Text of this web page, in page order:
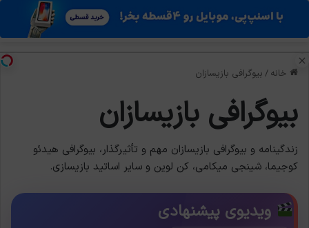
منو
خانه / بیوگرافی بازیسازان
بیوگرافی بازیسازان
زندگینامه و بیوگرافی بازیسازان مهم و تأثیرگذار، بیوگرافی هیدئو
کوجیما، شینجی میکامی، کن لوین و سایر اساتید بازیسازی.
ویدیوی پیشنهادی